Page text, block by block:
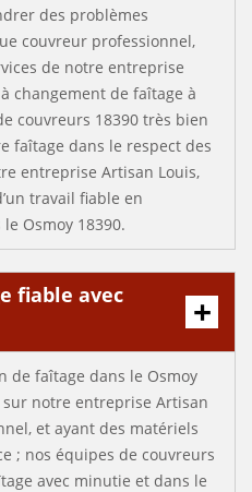
des problèmes
couvreur professionnel,
de notre entreprise
changement de faîtage à
couvreurs 18390 très bien
faîtage dans le respect des
entreprise Artisan Louis,
travail fiable en
Osmoy 18390.
fiable avec
de faîtage dans le Osmoy
sur notre entreprise Artisan
et ayant des matériels
; nos équipes de couvreurs
avec minutie et dans le